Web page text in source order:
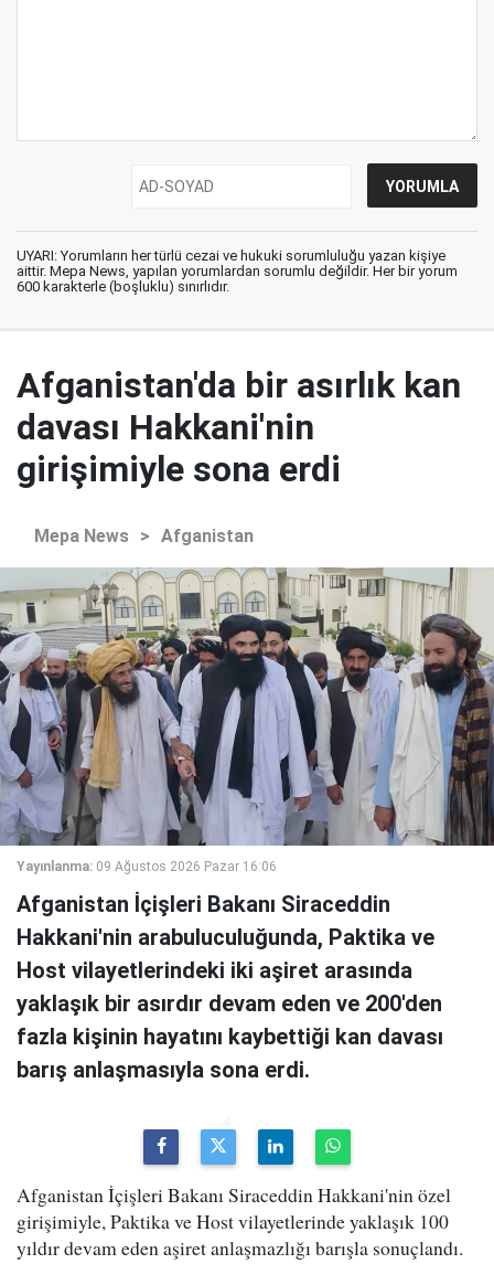
UYARI: Yorumların her türlü cezai ve hukuki sorumluluğu yazan kişiye
aittir. Mepa News, yapılan yorumlardan sorumlu değildir. Her bir yorum
600 karakterle (boşluklu) sınırlıdır.
Afganistan'da bir asırlık kan
davası Hakkani'nin
girişimiyle sona erdi
Mepa News > Afganistan
Yayınlanma: 09 Ağustos 2026 Pazar 16:06
Afganistan İçişleri Bakanı Siraceddin
Hakkani'nin arabuluculuğunda, Paktika ve
Host vilayetlerindeki iki aşiret arasında
yaklaşık bir asırdır devam eden ve 200'den
fazla kişinin hayatını kaybettiği kan davası
barış anlaşmasıyla sona erdi.
Afganistan İçişleri Bakanı Siraceddin Hakkani'nin özel
girişimiyle, Paktika ve Host vilayetlerinde yaklaşık 100
yıldır devam eden aşiret anlaşmazlığı barışla sonuçlandı.